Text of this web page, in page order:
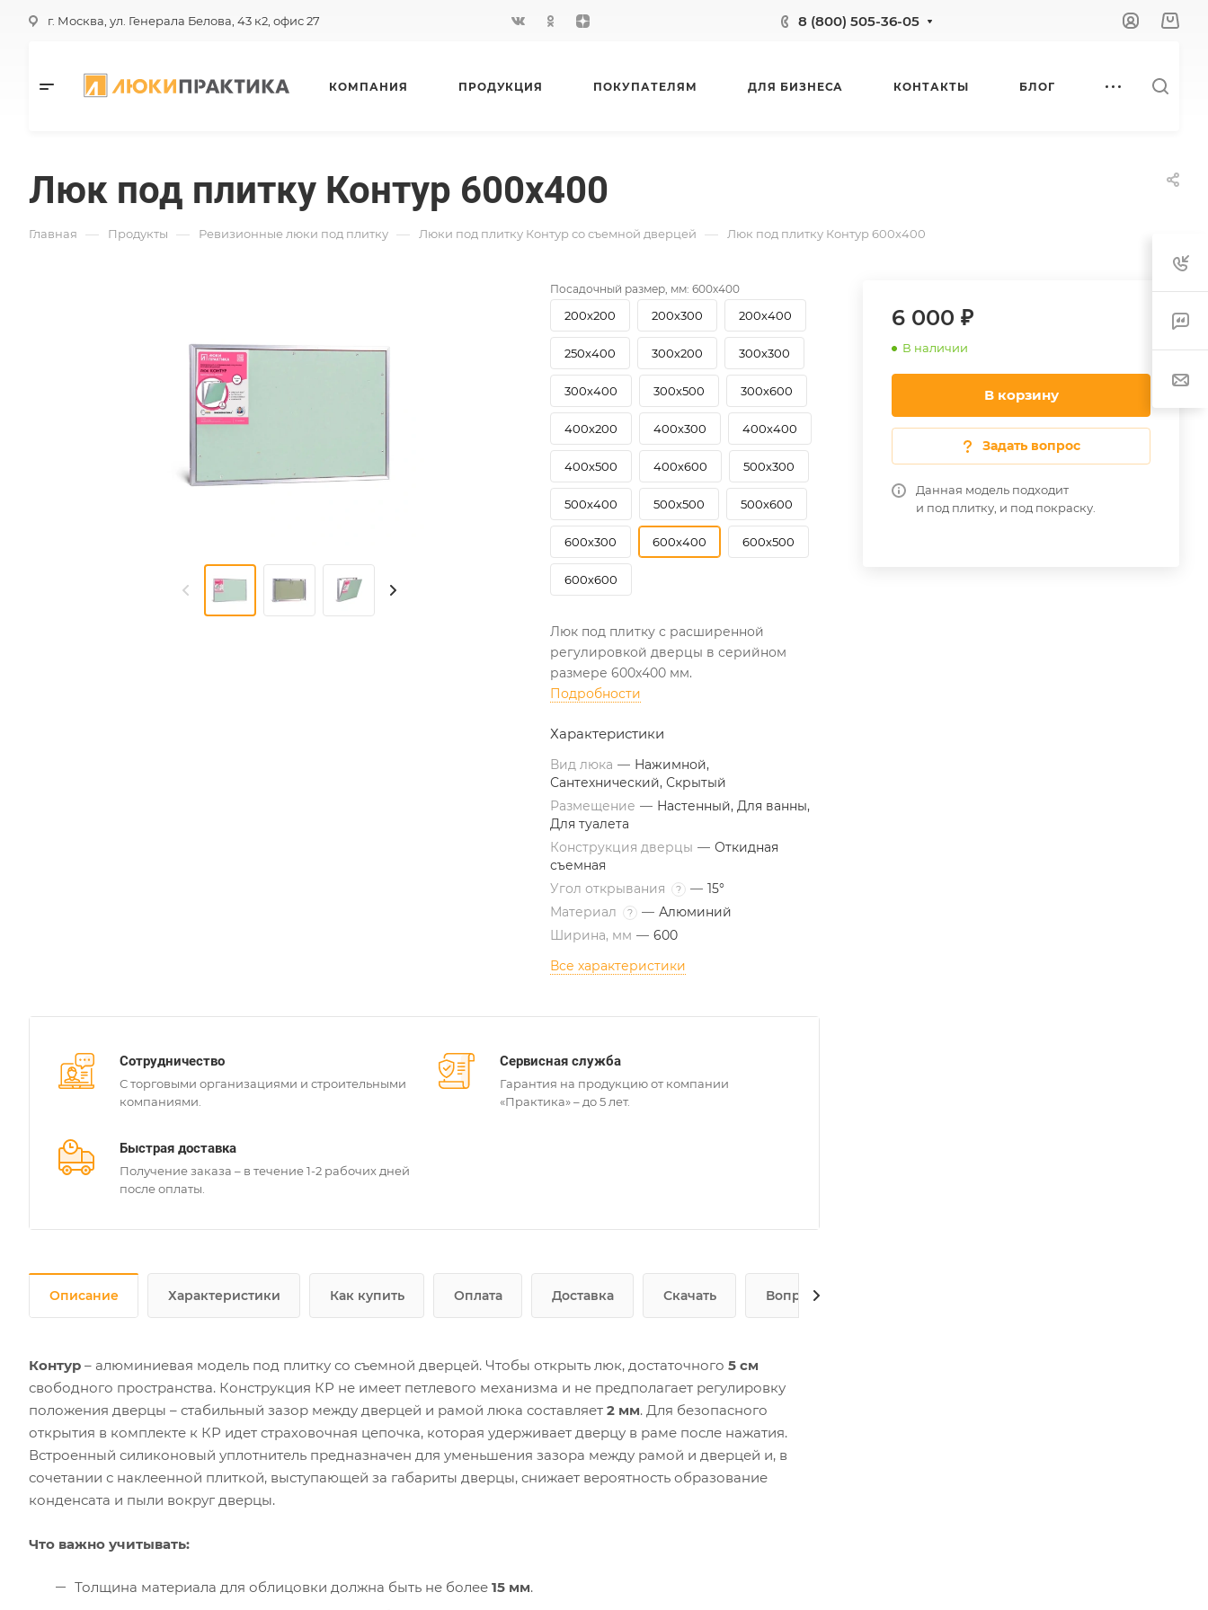
г. Москва, ул. Генерала Белова, 43 к2, офис 27 8 (800) 505-36-05
КОМПАНИЯ ПРОДУКЦИЯ ПОКУПАТЕЛЯМ ДЛЯ БИЗНЕСА КОНТАКТЫ БЛОГ
Люк под плитку Контур 600х400
Главная — Продукты — Ревизионные люки под плитку — Люки под плитку Контур со съемной дверцей — Люк под плитку Контур 600х400
6 000 ₽
В наличии
В корзину
Задать вопрос
Данная модель подходит
и под плитку, и под покраску.
Посадочный размер, мм: 600х400
200х200 200х300 200х400
250х400 300х200 300х300
300х400 300х500 300х600
400х200 400х300 400х400
400х500 400х600 500х300
500х400 500х500 500х600
600х300 600х400 600х500
600х600
Люк под плитку с расширенной
регулировкой дверцы в серийном
размере 600х400 мм.
Подробности
Характеристики
Вид люка — Нажимной,
Сантехнический, Скрытый
Размещение — Настенный, Для ванны,
Для туалета
Конструкция дверцы — Откидная
съемная
Угол открывания
? — 15°
Материал
? — Алюминий
Ширина, мм — 600
Все характеристики
Сотрудничество
С торговыми организациями и строительными
компаниями.
Сервисная служба
Гарантия на продукцию от компании
«Практика» – до 5 лет.
Быстрая доставка
Получение заказа – в течение 1-2 рабочих дней
после оплаты.
Описание Характеристики Как купить Оплата Доставка Скачать Вопросы и ответы
Контур – алюминиевая модель под плитку со съемной дверцей. Чтобы открыть люк, достаточного 5 см
свободного пространства. Конструкция КР не имеет петлевого механизма и не предполагает регулировку
положения дверцы – стабильный зазор между дверцей и рамой люка составляет 2 мм. Для безопасного
открытия в комплекте к КР идет страховочная цепочка, которая удерживает дверцу в раме после нажатия.
Встроенный силиконовый уплотнитель предназначен для уменьшения зазора между рамой и дверцей и, в
сочетании с наклеенной плиткой, выступающей за габариты дверцы, снижает вероятность образование
конденсата и пыли вокруг дверцы.
Что важно учитывать:
Толщина материала для облицовки должна быть не более 15 мм.